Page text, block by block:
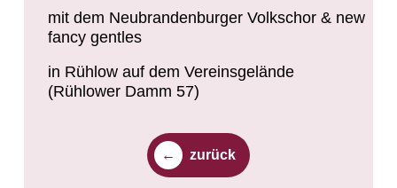
mit dem Neubrandenburger Volkschor & new
fancy gentles
in Rühlow auf dem Vereinsgelände
(Rühlower Damm 57)
zurück